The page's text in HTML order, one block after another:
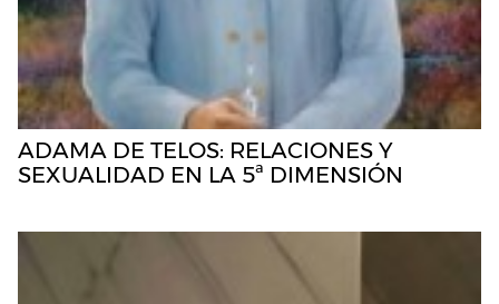
ADAMA DE TELOS: RELACIONES Y
SEXUALIDAD EN LA 5ª DIMENSIÓN